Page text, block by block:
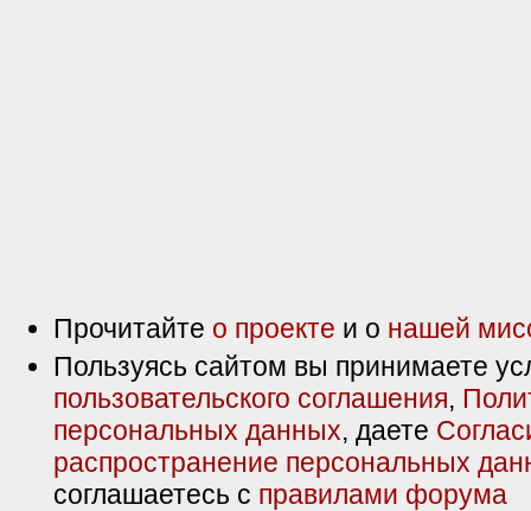
Прочитайте о проекте и о нашей
Пользуясь сайтом вы принимаете
пользовательского соглашения,
персональных данных, даете
распространение персональных
соглашаетесь с правилами форума